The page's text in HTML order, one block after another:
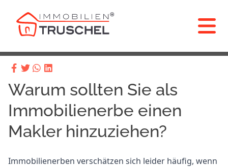
Warum sollten Sie als
Immobilienerbe einen
Makler hinzuziehen?
Immobilienerben verschätzen sich leider häufig, wenn